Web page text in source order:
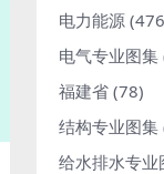
电力能源
电气专业图集
福建省 (78)
结构专业图集
给水排水专业